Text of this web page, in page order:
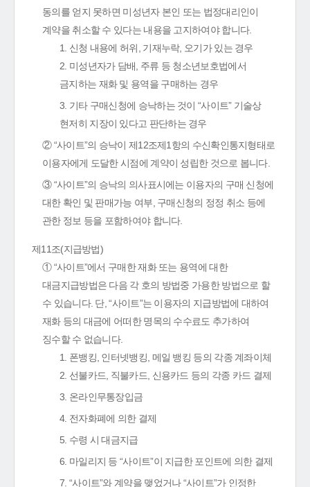
동의를 얻지 못하면 미성년자 본인 또는 법정대리인이
계약을 취소할 수 있다는 내용을 고지하여야 합니다.
1. 신청 내용에 허위, 기재누락, 오기가 있는 경우
2. 미성년자가 담배, 주류 등 청소년보호법에서
금지하는 재화 및 용역을 구매하는 경우
3. 기타 구매신청에 승낙하는 것이 “사이트” 기술상
현저히 지장이 있다고 판단하는 경우
② “사이트”의 승낙이 제12조제1항의 수신확인통지형태로
이용자에게 도달한 시점에 계약이 성립한 것으로 봅니다.
③ “사이트”의 승낙의 의사표시에는 이용자의 구매 신청에
대한 확인 및 판매가능 여부, 구매신청의 정정 취소 등에
관한 정보 등을 포함하여야 합니다.
제11조(지급방법)
① “사이트”에서 구매한 재화 또는 용역에 대한
대금지급방법은 다음 각 호의 방법중 가용한 방법으로 할
수 있습니다. 단, “사이트”는 이용자의 지급방법에 대하여
재화 등의 대금에 어떠한 명목의 수수료도 추가하여
징수할 수 없습니다.
1. 폰뱅킹, 인터넷뱅킹, 메일 뱅킹 등의 각종 계좌이체
2. 선불카드, 직불카드, 신용카드 등의 각종 카드 결제
3. 온라인무통장입금
4. 전자화폐에 의한 결제
5. 수령 시 대금지급
6. 마일리지 등 “사이트”이 지급한 포인트에 의한 결제
7. “사이트”와 계약을 맺었거나 “사이트”가 인정한